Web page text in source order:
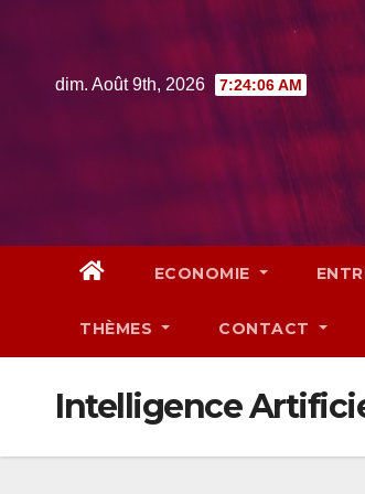
contentdim. Août 9th, 2026 7:24:08 AM
ECONOMIE
THÈMES CONTACT
Intelligence